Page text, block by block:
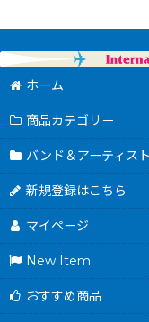
ホーム
商品カテゴリー
バンド＆アーティス
新規登録はこちら
マイページ
New Item
おすすめ商品